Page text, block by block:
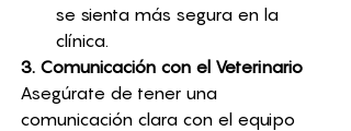
se sienta más segura en la
clínica.
3. Comunicación con el Veterinario
Asegúrate de tener una
comunicación clara con el equipo